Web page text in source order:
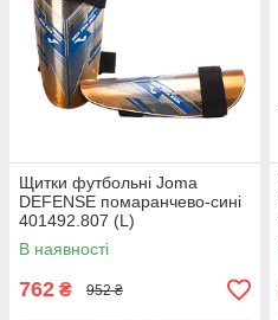
Щитки футбольні Joma
DEFENSE помаранчево-сині
401492.807 (L)
В наявності
762 ₴ 952 ₴